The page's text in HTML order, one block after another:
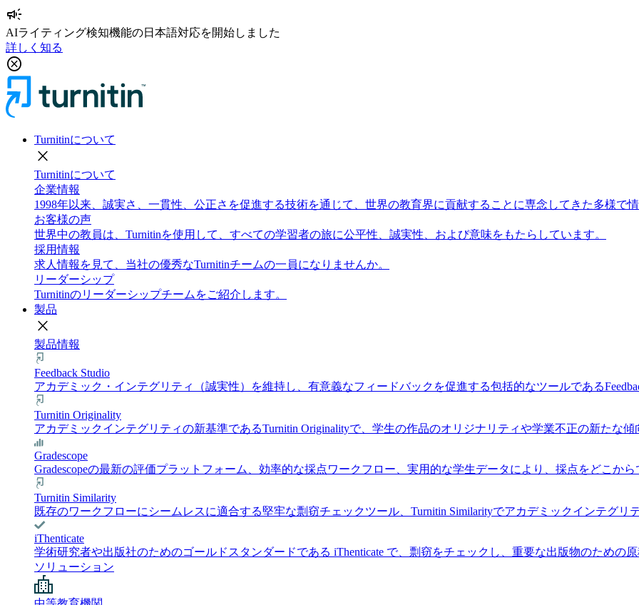
campaign
AIライティング検知機能の日本語対応を開始しました
詳しく知る
cancel
Turnitinについて
close
Turnitinについて
企業情報
1998年以来、誠実さ、一貫性、公正さを促進する技術を通じて、世界の教育界に貢献することに専念してきた多様で
お客様の声
世界中の教員は、Turnitinを使用して、すべての学習者の旅に公平性、誠実性、および意味をもたらしています。
採用情報
求人情報を見て、当社の優秀なTurnitinチームの一員になりませんか。
リーダーシップ
Turnitinのリーダーシップチームをご紹介します。
製品
close
製品情報
Feedback Studio
アカデミック・インテグリティ（誠実性）を維持し、有意義なフィードバックを促進する包括的なツールである
Turnitin Originality
アカデミックインテグリティの新基準であるTurnitin Originalityで、学生の作品のオリジナリティや学業不正の新たな傾
Gradescope
Gradescopeの最新の評価プラットフォーム、効率的な採点ワークフロー、実用的な学生データにより、採点をどこか
Turnitin Similarity
既存のワークフローにシームレスに適合する堅牢な剽窃チェックツール、Turnitin Similarityでアカデミックインテグリ
iThenticate
学術研究者や出版社のためのゴールドスタンダードである iThenticate で、剽窃をチェックし、重要な出版物のための原
ソリューション